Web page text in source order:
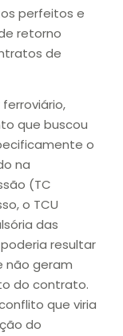
perfeitos e
retorno
de
que buscou
o
na
(TC
o TCU
das
resultar
não geram
do contrato.
que viria
do